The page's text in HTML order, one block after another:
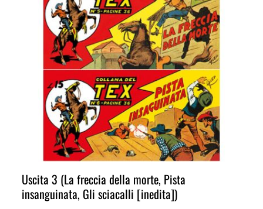
Uscita 3 (La freccia della morte, Pista
insanguinata, Gli sciacalli [inedita])